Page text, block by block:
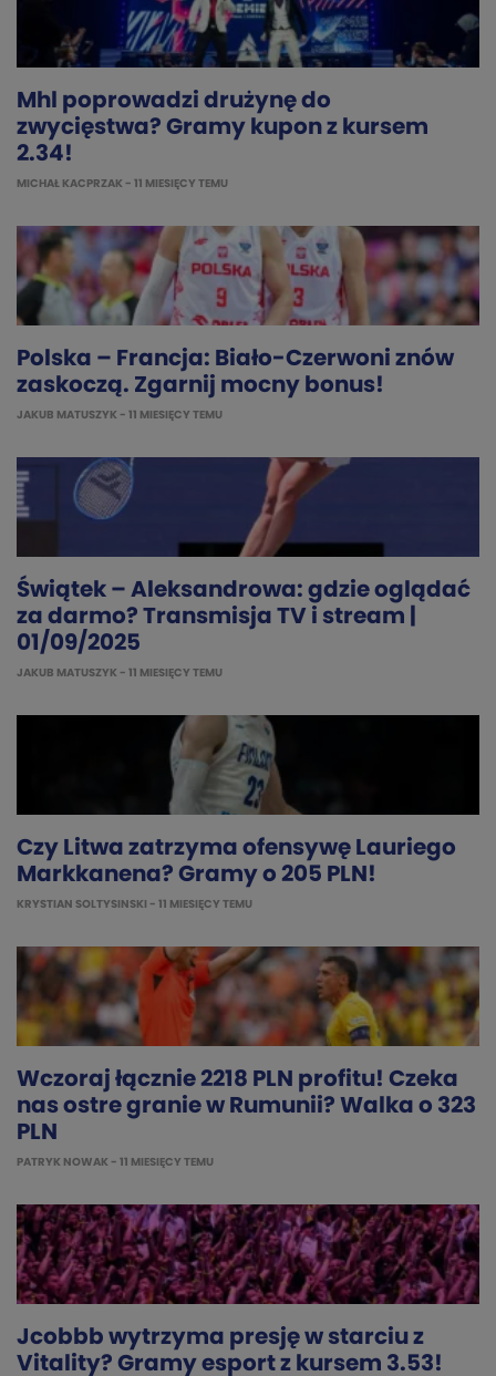
Mhl poprowadzi drużynę do
zwycięstwa? Gramy kupon z kursem
2.34!
MICHAŁ KACPRZAK - 11 MIESIĘCY TEMU
Polska – Francja: Biało-Czerwoni znów
zaskoczą. Zgarnij mocny bonus!
JAKUB MATUSZYK - 11 MIESIĘCY TEMU
Świątek – Aleksandrowa: gdzie oglądać
za darmo? Transmisja TV i stream |
01/09/2025
JAKUB MATUSZYK - 11 MIESIĘCY TEMU
Czy Litwa zatrzyma ofensywę Lauriego
Markkanena? Gramy o 205 PLN!
KRYSTIAN SOLTYSINSKI - 11 MIESIĘCY TEMU
Wczoraj łącznie 2218 PLN profitu! Czeka
nas ostre granie w Rumunii? Walka o 323
PLN
PATRYK NOWAK - 11 MIESIĘCY TEMU
Jcobbb wytrzyma presję w starciu z
Vitality? Gramy esport z kursem 3.53!